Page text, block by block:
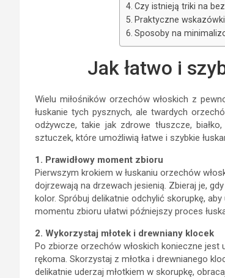
Czy istnieją triki na
Praktyczne
Sposoby na
Jak łatwo i
Wielu miłośników orzechów włoskich z
łuskanie tych pysznych, ale twardych
odżywcze, takie jak zdrowe tłuszcze,
sztuczek, które umożliwią łatwe i szybkie
1. Prawidłowy moment zbioru
Pierwszym krokiem w łuskaniu orzechów
dojrzewają na drzewach jesienią. Zbieraj je,
kolor. Spróbuj delikatnie odchylić skorupkę,
momentu zbioru ułatwi późniejszy proces
2. Wykorzystaj młotek i drewniany klocek
Po zbiorze orzechów włoskich konieczne jest
rękoma. Skorzystaj z młotka i drewnianego
delikatnie uderzaj młotkiem w skorupkę,